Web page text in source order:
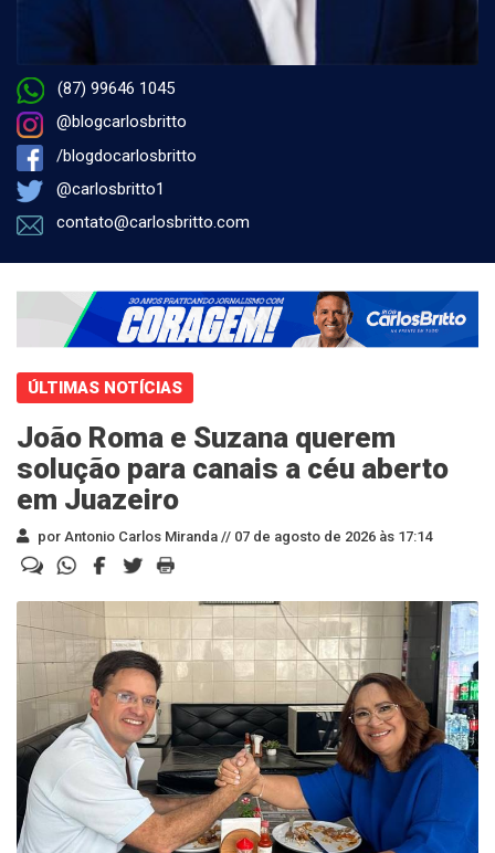
(87) 99646 1045
@blogcarlosbritto
/blogdocarlosbritto
@carlosbritto1
contato@carlosbritto.com
ÚLTIMAS NOTÍCIAS
João Roma e Suzana querem
solução para canais a céu aberto
em Juazeiro
por Antonio Carlos Miranda // 07 de agosto de 2026 às 17:14